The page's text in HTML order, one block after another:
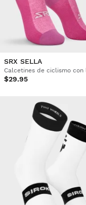
SRX SELLA
$29.95